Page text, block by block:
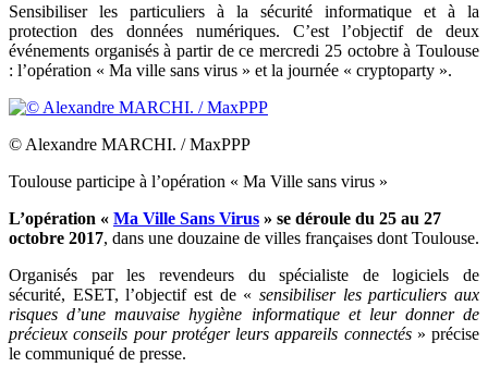
Sensibiliser les particuliers à la sécurité informatique et à la
protection des données numériques. C’est l’objectif de deux
événements organisés à partir de ce mercredi 25 octobre à Toulouse
: l’opération « Ma ville sans virus » et la journée « cryptoparty ».
© Alexandre MARCHI. / MaxPPP
Toulouse participe à l’opération « Ma Ville sans virus »
L’opération « Ma Ville Sans Virus » se déroule du 25 au 27
octobre 2017, dans une douzaine de villes françaises dont Toulouse.
Organisés par les revendeurs du spécialiste de logiciels de
sécurité, ESET, l’objectif est de « sensibiliser les particuliers aux
risques d’une mauvaise hygiène informatique et leur donner de
précieux conseils pour protéger leurs appareils connectés» précise
le communiqué de presse.